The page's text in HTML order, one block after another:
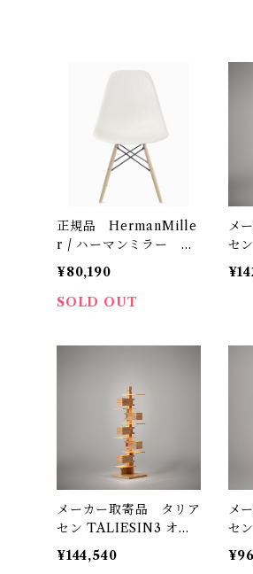
正規品 HermanMille
r / ハーマンミラー イ
ームズプラスチックシェ
ルサイドチェア（型番：
DSW. BKULZFE8）
¥80,190
SOLD OUT
メ
セ
リ
メーカー取寄品 タリア
セン TALIESIN3 オー
ク 322S7502 / Frank
Lloyd Wright / yamag
¥144,540
メ
セ
ク